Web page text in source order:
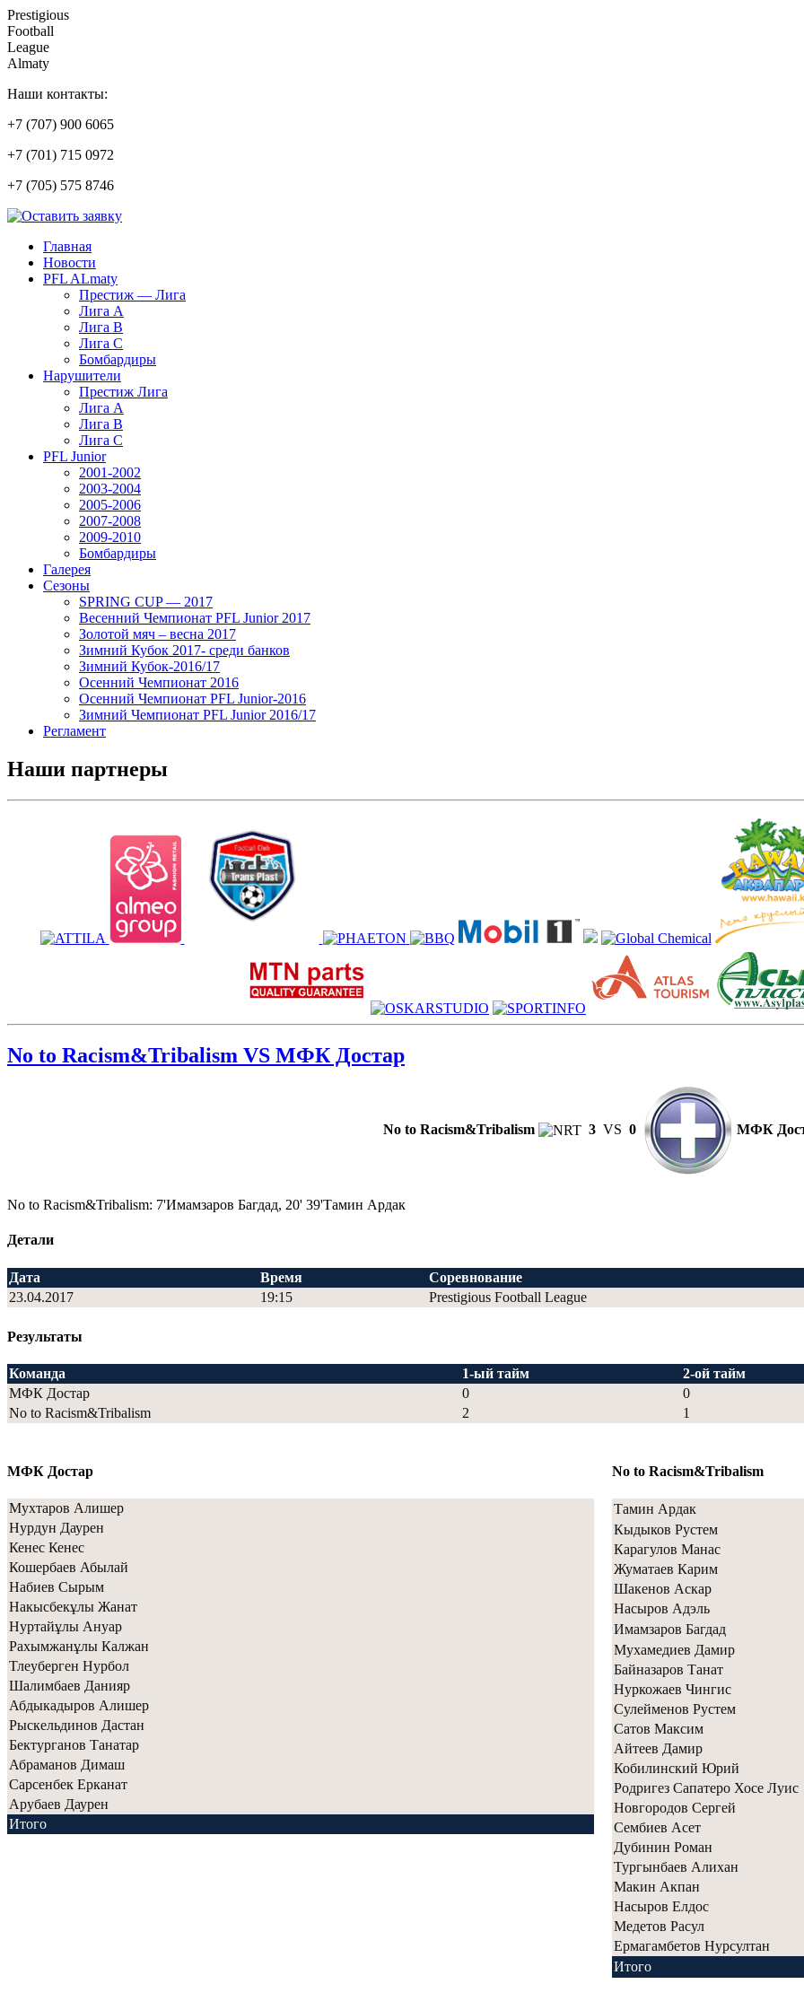
Prestigious
Football
League
Almaty
Наши контакты:
+7 (707) 900 6065
+7 (701) 715 0972
+7 (705) 575 8746
Главная
Новости
PFL ALmaty
Престиж — Лига
Лига А
Лига В
Лига С
Бомбардиры
Нарушители
Престиж Лига
Лига А
Лига В
Лига С
PFL Junior
2001-2002
2003-2004
2005-2006
2007-2008
2009-2010
Бомбардиры
Галерея
Сезоны
SPRING CUP — 2017
Весенний Чемпионат PFL Junior 2017
Золотой мяч – весна 2017
Зимний Кубок 2017- среди банков
Зимний Кубок-2016/17
Осенний Чемпионат 2016
Осенний Чемпионат PFL Junior-2016
Зимний Чемпионат PFL Junior 2016/17
Регламент
Наши партнеры
No to Racism&Tribalism VS МФК Достар
No to Racism&Tribalism 3 VS 0 МФК
No to Racism&Tribalism: 7'Имамзаров Багдад, 20' 39'Тамин Ардак
Детали
Дата Время
Соревнование
23.04.2017
19:15 Prestigious Football League
Результаты
Команда 1-ый тайм
2-ой тайм
МФК Достар
0
0
No to Racism&Tribalism
2 1
МФК Достар
Мухтаров Алишер
Нурдун Даурен
Кенес Кенес
Кошербаев Абылай
Набиев Сырым
Накысбекұлы Жанат
Нуртайұлы Ануар
Рахымжанұлы Калжан
Тлеуберген Нурбол
Шалимбаев Данияр
Абдыкадыров Алишер
Рыскельдинов Дастан
Бектурганов Танатар
Абраманов Димаш
Сарсенбек Ерканат
Арубаев Даурен
Итого
No to Racism&Tribalism
Тамин Ардак
Кыдыков Рустем
Карагулов Манас
Жуматаев Карим
Шакенов Аскар
Насыров Адэль
Имамзаров Багдад
Мухамедиев Дамир
Байназаров Танат
Нуркожаев Чингис
Сулейменов Рустем
Сатов Максим
Айтеев Дамир
Кобилинский Юрий
Родригез Сапатеро Хосе Луис
Новгородов Сергей
Сембиев Асет
Дубинин Роман
Тургынбаев Алихан
Макин Акпан
Насыров Елдос
Медетов Расул
Ермагамбетов Нурсултан
Итого